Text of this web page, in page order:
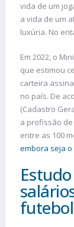
vida de um
a vida de um
luxúria. No
Em 2022, o
que estimou
carteira
no país. De
(Cadastro
a profissão
entre as 100
embora seja